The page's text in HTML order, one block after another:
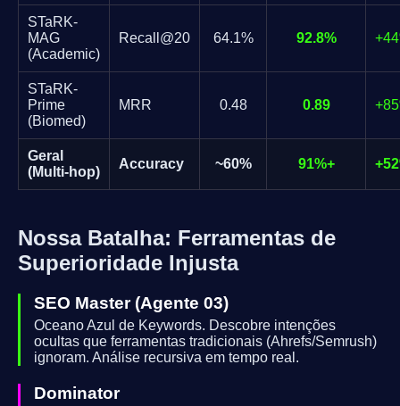
STaRK-
MAG
(Academic)
Recall@20 64.1% 92.8%
STaRK-
Prime
(Biomed)
MRR 0.48 0.89
Geral
(Multi-hop)
Accuracy ~60% 91%+
Nossa Batalha: Ferramentas de
Superioridade Injusta
SEO Master (Agente 03)
Oceano Azul de Keywords. Descobre intenções
ocultas que ferramentas tradicionais (Ahrefs/Semrush)
ignoram. Análise recursiva em tempo real.
Dominator